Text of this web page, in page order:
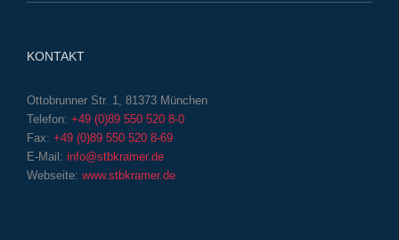
KONTAKT
Ottobrunner Str. 1, 81373 München
Telefon: +49 (0)89 550 520 8-0
Fax: +49 (0)89 550 520 8-69
E-Mail: info@stbkramer.de
Webseite: www.stbkramer.de